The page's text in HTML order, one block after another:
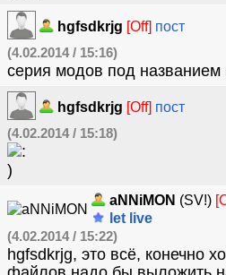
hgfsdkrjg [Off] пост
(4.02.2014 / 15:16)
серия модов под названием
hgfsdkrjg [Off] пост
(4.02.2014 / 15:18)
aNNiMON (SV!)
let live
(4.02.2014 / 15:22)
hgfsdkrjg, это всё, конечно